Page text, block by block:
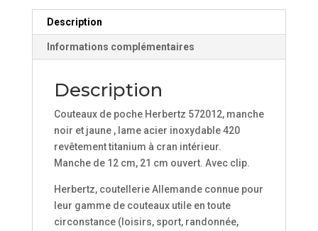
Description
Informations complémentaires
Description
Couteaux de poche Herbertz 572012, manche
noir et jaune , lame acier inoxydable 420
revêtement titanium à cran intérieur.
Manche de 12 cm, 21 cm ouvert. Avec clip.
Herbertz, coutellerie Allemande connue pour
leur gamme de couteaux utile en toute
circonstance (loisirs, sport, randonnée,